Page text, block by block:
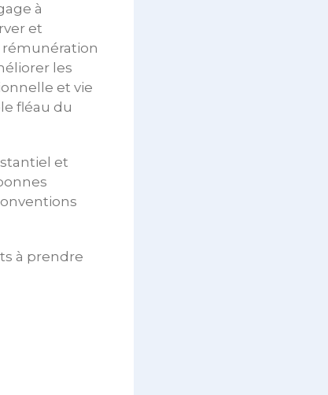
à
et
rémunération
les
et vie
fléau du
et
à prendre